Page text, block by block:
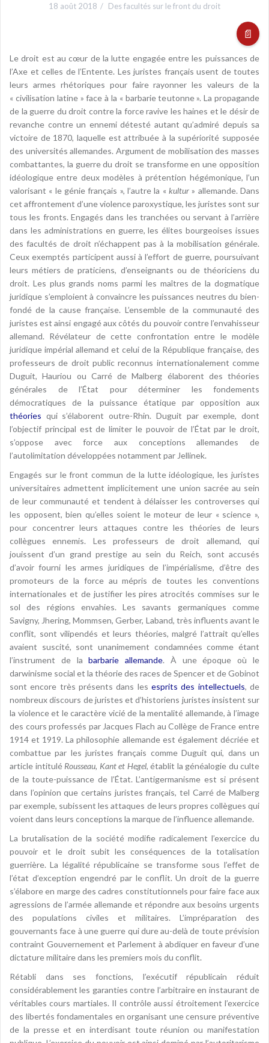
18 août 2018 Des facultés sur le front du droit
📄
Le droit est au cœur de la lutte engagée entre les puissances de
l’Axe et celles de l’Entente. Les juristes français usent de toutes
leurs armes rhétoriques pour faire rayonner les valeurs de la
« civilisation latine » face à la « barbarie teutonne ». La propagande
de la guerre du droit contre la force ravive les haines et le désir de
revanche contre un ennemi détesté autant qu’admiré depuis sa
victoire de 1870, laquelle est attribuée à la supériorité supposée
des universités allemandes. Argument de mobilisation des masses
combattantes, la guerre du droit se transforme en une opposition
idéologique entre deux modèles à prétention hégémonique, l’un
valorisant « le génie français », l’autre la « kultur » allemande. Dans
cet affrontement d’une violence paroxystique, les juristes sont sur
tous les fronts. Engagés dans les tranchées ou servant à l’arrière
dans les administrations en guerre, les élites bourgeoises issues
des facultés de droit n’échappent pas à la mobilisation générale.
Ceux exemptés participent aussi à l’effort de guerre, poursuivant
leurs métiers de praticiens, d’enseignants ou de théoriciens du
droit. Les plus grands noms parmi les maîtres de la dogmatique
juridique s’emploient à convaincre les puissances neutres du bien-
fondé de la cause française. L’ensemble de la communauté des
juristes est ainsi engagé aux côtés du pouvoir contre l’envahisseur
allemand. Révélateur de cette confrontation entre le modèle
juridique impérial allemand et celui de la République française, des
professeurs de droit public reconnus internationalement comme
Duguit, Hauriou ou Carré de Malberg élaborent des théories
générales de l’État pour déterminer les fondements
démocratiques de la puissance étatique par opposition aux
théories qui s’élaborent outre-Rhin. Duguit par exemple, dont
l’objectif principal est de limiter le pouvoir de l’État par le droit,
s’oppose avec force aux conceptions allemandes de
l’autolimitation développées notamment par Jellinek.
Engagés sur le front commun de la lutte idéologique, les juristes
universitaires admettent implicitement une union sacrée au sein
de leur communauté et tendent à délaisser les controverses qui
les opposent, bien qu’elles soient le moteur de leur « science »,
pour concentrer leurs attaques contre les théories de leurs
collègues ennemis. Les professeurs de droit allemand, qui
jouissent d’un grand prestige au sein du Reich, sont accusés
d’avoir fourni les armes juridiques de l’impérialisme, d’être des
promoteurs de la force au mépris de toutes les conventions
internationales et de justifier les pires atrocités commises sur le
sol des régions envahies. Les savants germaniques comme
Savigny, Jhering, Mommsen, Gerber, Laband, très influents avant le
conflit, sont vilipendés et leurs théories, malgré l’attrait qu’elles
avaient suscité, sont unanimement condamnées comme étant
l’instrument de labarbarie allemande. À une époque où le
darwinisme social et la théorie des races de Spencer et de Gobinot
sont encore très présents dans les esprits des intellectuels, de
nombreux discours de juristes et d’historiens juristes insistent sur
la violence et le caractère vicié de la mentalité allemande, à l’image
des cours professés par Jacques Flach au Collège de France entre
1914 et 1919. La philosophie allemande est également décriée et
combattue par les juristes français comme Duguit qui, dans un
article intitulé Rousseau, Kant et Hegel, établit la généalogie du culte
de la toute-puissance de l’État. L’antigermanisme est si présent
dans l’opinion que certains juristes français, tel Carré de Malberg
par exemple, subissent les attaques de leurs propres collègues qui
voient dans leurs conceptions la marque de l’influence allemande.
La brutalisation de la société modifie radicalement l’exercice du
pouvoir et le droit subit les conséquences de la totalisation
guerrière. La légalité républicaine se transforme sous l’effet de
l’état d’exception engendré par le conflit. Un droit de la guerre
s’élabore en marge des cadres constitutionnels pour faire face aux
agressions de l’armée allemande et répondre aux besoins urgents
des populations civiles et militaires. L’impréparation des
gouvernants face à une guerre qui dure au-delà de toute prévision
contraint Gouvernement et Parlement à abdiquer en faveur d’une
dictature militaire dans les premiers mois du conflit.
Rétabli dans ses fonctions, l’exécutif républicain réduit
considérablement les garanties contre l’arbitraire en instaurant de
véritables cours martiales. Il contrôle aussi étroitement l’exercice
des libertés fondamentales en organisant une censure préventive
de la presse et en interdisant toute réunion ou manifestation